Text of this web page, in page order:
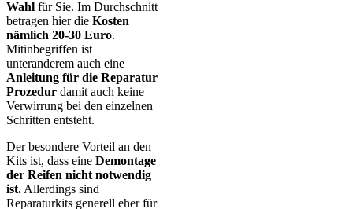
Wahl für Sie. Im Durchschnitt
betragen hier die Kosten
nämlich 20-30 Euro.
Mitinbegriffen ist
unteranderem auch eine
Anleitung für die Reparatur
Prozedur damit auch keine
Verwirrung bei den einzelnen
Schritten entsteht.
Der besondere Vorteil an den
Kits ist, dass eine Demontage
der Reifen nicht notwendig
ist. Allerdings sind
Reparaturkits generell eher für